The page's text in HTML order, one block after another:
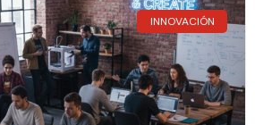
INNOVACIÓN